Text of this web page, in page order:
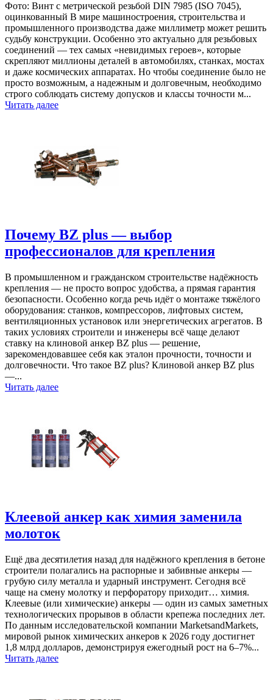
Фото: Винт с метрической резьбой DIN 7985 (ISO 7045),
оцинкованный В мире машиностроения, строительства и
промышленного производства даже миллиметр может решить
судьбу конструкции. Особенно это актуально для резьбовых
соединений — тех самых «невидимых героев», которые
скрепляют миллионы деталей в автомобилях, станках, мостах
и даже космических аппаратах. Но чтобы соединение было не
просто возможным, а надежным и долговечным, необходимо
строго соблюдать систему допусков и классы точности м...
Читать далее
Почему BZ plus — выбор
профессионалов для крепления
В промышленном и гражданском строительстве надёжность
крепления — не просто вопрос удобства, а прямая гарантия
безопасности. Особенно когда речь идёт о монтаже тяжёлого
оборудования: станков, компрессоров, лифтовых систем,
вентиляционных установок или энергетических агрегатов. В
таких условиях строители и инженеры всё чаще делают
ставку на клиновой анкер BZ plus — решение,
зарекомендовавшее себя как эталон прочности, точности и
долговечности. Что такое BZ plus? Клиновой анкер BZ plus
—...
Читать далее
Клеевой анкер как химия заменила
молоток
Ещё два десятилетия назад для надёжного крепления в бетоне
строители полагались на распорные и забивные анкеры —
грубую силу металла и ударный инструмент. Сегодня всё
чаще на смену молотку и перфоратору приходит… химия.
Клеевые (или химические) анкеры — один из самых заметных
технологических прорывов в области крепежа последних лет.
По данным исследовательской компании MarketsandMarkets,
мировой рынок химических анкеров к 2026 году достигнет
1,8 млрд долларов, демонстрируя ежегодный рост на 6–7%...
Читать далее